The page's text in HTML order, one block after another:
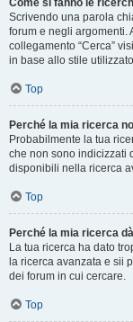
Come si fanno le
Scrivendo una parola
forum e negli argomenti.
collegamento “Cerca”
in base allo stile
Top
Perché la mia ricerca
Probabilmente la tua
che non sono indicizzati
disponibili nella ricerca
Top
Perché la mia ricerca
La tua ricerca ha dato
la ricerca avanzata e sii
dei forum in cui cercare.
Top